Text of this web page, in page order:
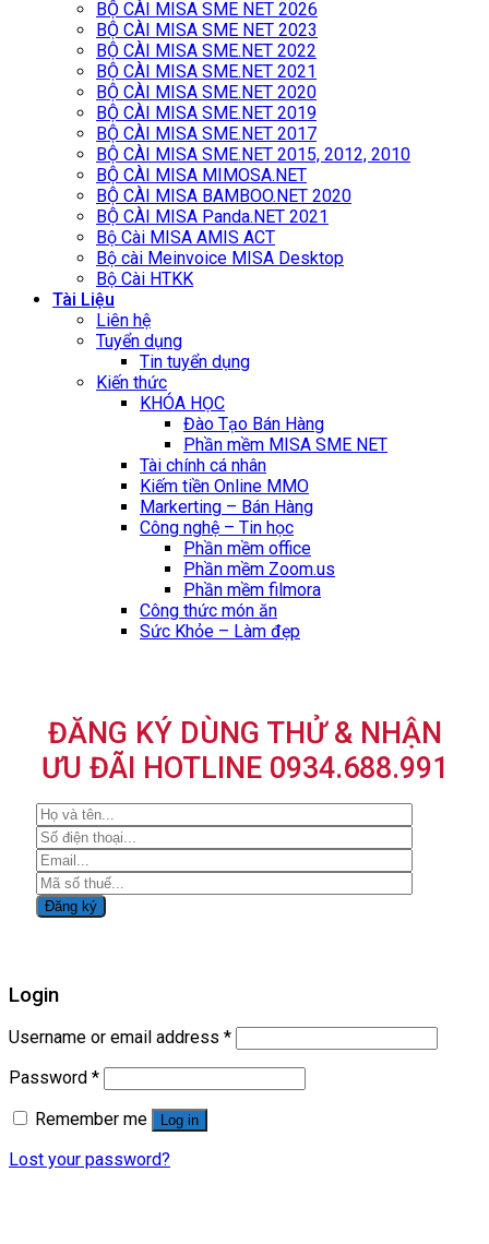
BỘ CÀI MISA SME NET 2026
BỘ CÀI MISA SME NET 2023
BỘ CÀI MISA SME.NET 2022
BỘ CÀI MISA SME.NET 2021
BỘ CÀI MISA SME.NET 2020
BỘ CÀI MISA SME.NET 2019
BỘ CÀI MISA SME.NET 2017
BỘ CÀI MISA SME.NET 2015, 2012, 2010
BỘ CÀI MISA MIMOSA.NET
BỘ CÀI MISA BAMBOO.NET 2020
BỘ CÀI MISA Panda.NET 2021
Bộ Cài MISA AMIS ACT
Bộ cài Meinvoice MISA Desktop
Bộ Cài HTKK
Tài Liệu
Liên hệ
Tuyển dụng
Tin tuyển dụng
Kiến thức
KHÓA HỌC
Đào Tạo Bán Hàng
Phần mềm MISA SME NET
Tài chính cá nhân
Kiếm tiền Online MMO
Markerting – Bán Hàng
Công nghệ – Tin học
Phần mềm office
Phần mềm Zoom.us
Phần mềm filmora
Công thức món ăn
Sức Khỏe – Làm đẹp
ĐĂNG KÝ DÙNG THỬ & NHẬN
ƯU ĐÃI HOTLINE 0934.688.991
Login
Username or email address *
Password *
Remember me
Log in
Lost your password?